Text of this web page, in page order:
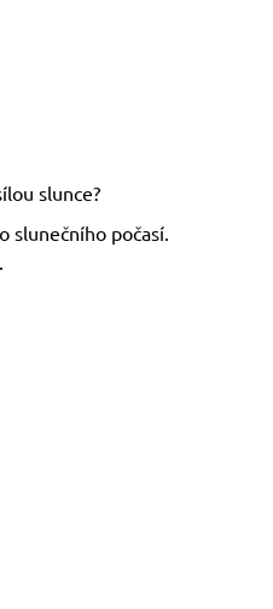
slunce?
slunečního počasí.